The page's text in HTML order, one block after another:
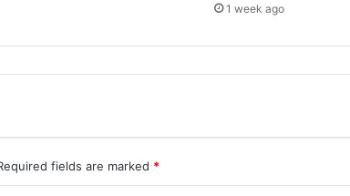
1 week ago
fields are marked *